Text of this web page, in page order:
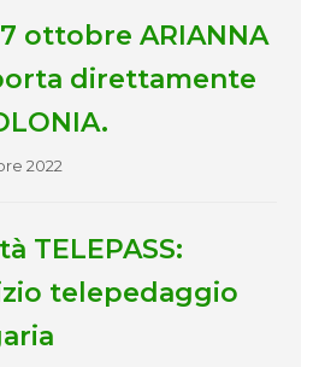
ottobre ARIANNA
direttamente
2022
TELEPASS:
telepedaggio